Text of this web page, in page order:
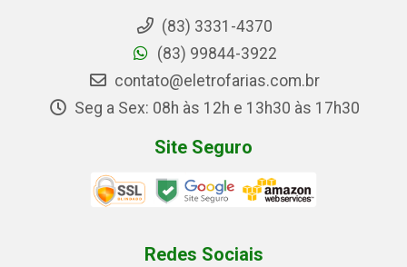
(83) 3331-4370
(83) 99844-3922
contato@eletrofarias.com.br
Seg a Sex: 08h às 12h e 13h30 às 17h30
Site Seguro
Redes Sociais